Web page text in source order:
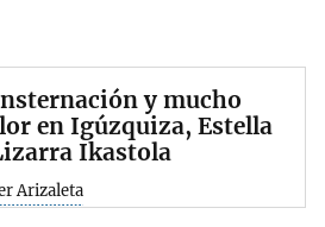
y mucho
en Igúzquiza, Estella
Ikastola
Arizaleta